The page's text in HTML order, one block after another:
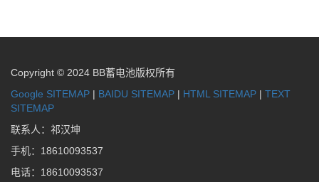
Copyright © 2024 BB蓄电池版权所有
Google SITEMAP | BAIDU SITEMAP | HTML SITEMAP | TEXT
SITEMAP
联系人：祁汉坤
手机：18610093537
电话：18610093537